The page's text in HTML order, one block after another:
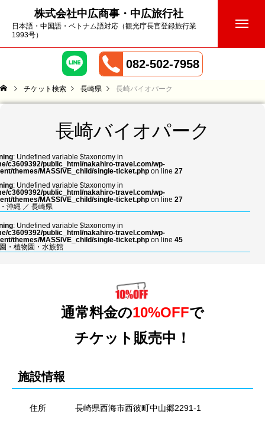
株式会社中広商事・中広旅行社
日本語・中国語・ベトナム語対応（観光庁長官登録旅行業
1993号）
082-502-7958
チケット検索 長崎県 長崎バイオパーク
長崎バイオパーク
: Undefined variable $taxonomy in
c3609392/public_html/nakahiro-travel.com/wp-
themes/MASSIVE_child/single-ticket.php on line 27
: Undefined variable $taxonomy in
c3609392/public_html/nakahiro-travel.com/wp-
themes/MASSIVE_child/single-ticket.php on line 27
沖縄 ／ 長崎県
: Undefined variable $taxonomy in
c3609392/public_html/nakahiro-travel.com/wp-
themes/MASSIVE_child/single-ticket.php on line 45
・植物園・水族館
通常料金の10%OFFで
チケット販売中！
施設情報
住所 長崎県西海市西彼町中山郷2291-1